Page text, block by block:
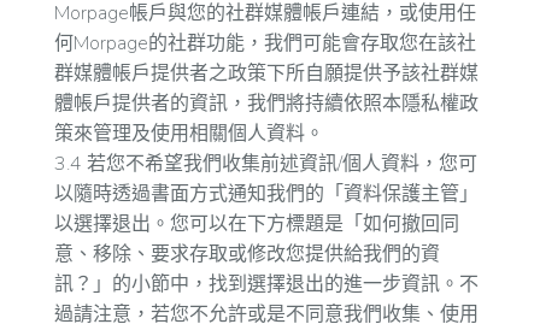
Morpage帳戶與您的社群媒體帳戶連結，或使用任
何Morpage的社群功能，我們可能會存取您在該社
群媒體帳戶提供者之政策下所自願提供予該社群媒
體帳戶提供者的資訊，我們將持續依照本隱私權政
策來管理及使用相關個人資料。
3.4 若您不希望我們收集前述資訊/個人資料，您可
以隨時透過書面方式通知我們的「資料保護主管」
以選擇退出。您可以在下方標題是「如何撤回同
意、移除、要求存取或修改您提供給我們的資
訊？」的小節中，找到選擇退出的進一步資訊。不
過請注意，若您不允許或是不同意我們收集、使用